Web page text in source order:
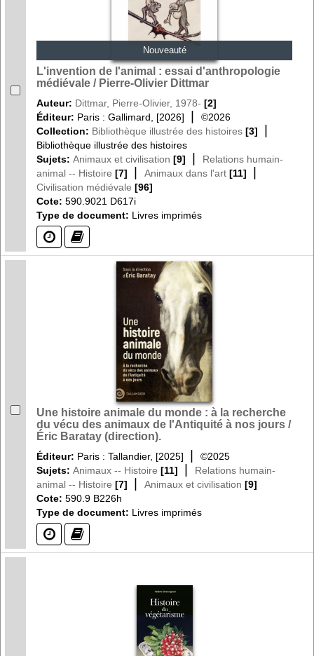
Nouveauté
L'invention de l'animal : essai d'anthropologie
médiévale / Pierre-Olivier Dittmar
Auteur: Dittmar, Pierre-Olivier, 1978- [2]
Éditeur: Paris : Gallimard, [2026] |
©2026
Collection: Bibliothèque illustrée des histoires [3] |
Bibliothèque illustrée des histoires
Sujets: Animaux et civilisation [9] |
Relations humain-
animal -- Histoire [7] | Animaux dans l'art [11] |
Civilisation médiévale [96]
Cote: 590.9021 D617i
Type de document: Livres imprimés
(?) (?)
Une histoire animale du monde : à la recherche
du vécu des animaux de l'Antiquité à nos jours /
Éric Baratay (direction).
Éditeur: Paris : Tallandier, [2025] |
©2025
Sujets: Animaux -- Histoire [11] |
Relations humain-
animal -- Histoire [7] | Animaux et civilisation [9]
Cote: 590.9 B226h
Type de document: Livres imprimés
(?) (?)